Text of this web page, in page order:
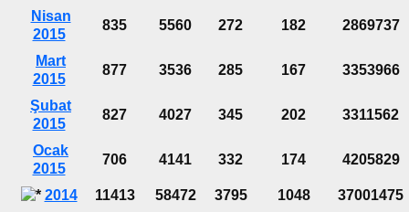
Nisan
2015
835 5560 272 182 2869737
Mart
2015
877 3536 285 167 3353966
Şubat
2015
827 4027 345 202 3311562
Ocak
2015
706 4141 332 174 4205829
2014 11413 58472 3795 1048
37001475